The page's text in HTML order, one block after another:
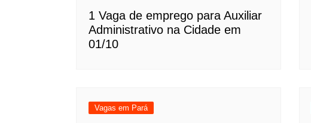
1 Vaga de emprego para Auxiliar
Administrativo na Cidade em
01/10
Vagas em Pará